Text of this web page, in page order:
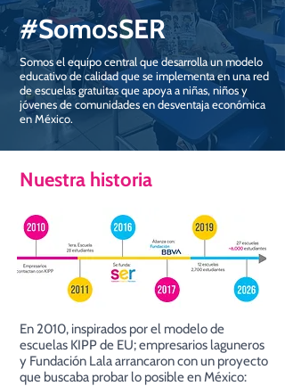
#SomosSER
Somos el equipo central que desarrolla un modelo
educativo de calidad que se implementa en una red
de escuelas gratuitas que apoya a niñas, niños y
jóvenes de comunidades en desventaja económica
en México.
Nuestra historia
En 2010, inspirados por el modelo de
escuelas KIPP de EU; empresarios laguneros
y Fundación Lala arrancaron con un proyecto
que buscaba probar lo posible en México: